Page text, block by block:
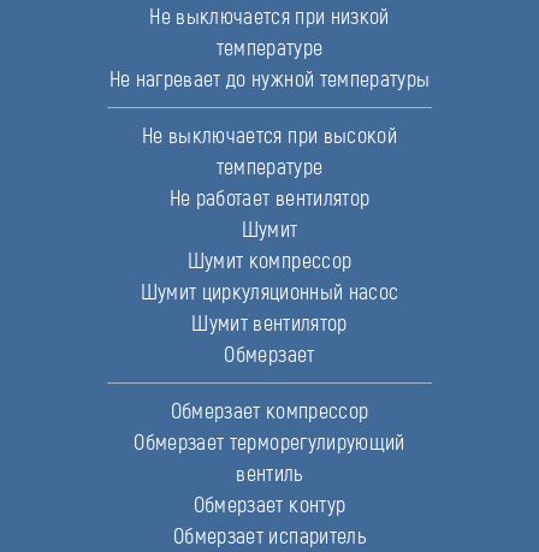
Не выключается при низкой
температуре
Не нагревает до нужной температуры
Не выключается при высокой
температуре
Не работает вентилятор
Шумит
Шумит компрессор
Шумит циркуляционный насос
Шумит вентилятор
Обмерзает
Обмерзает компрессор
Обмерзает терморегулирующий
вентиль
Обмерзает контур
Обмерзает испаритель